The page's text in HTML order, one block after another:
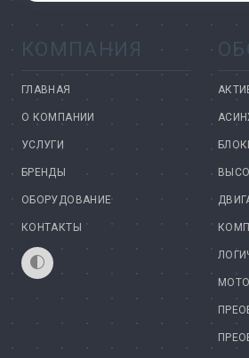
КОМПАНИЯ
ГЛАВНАЯ
О КОМПАНИИ
УСЛУГИ
БРЕНДЫ
ОБОРУДОВАНИЕ
КОНТАКТЫ